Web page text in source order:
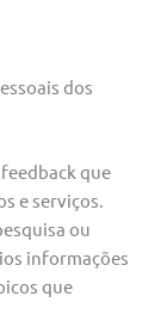
dos
que
e serviços.
ou
informações
que